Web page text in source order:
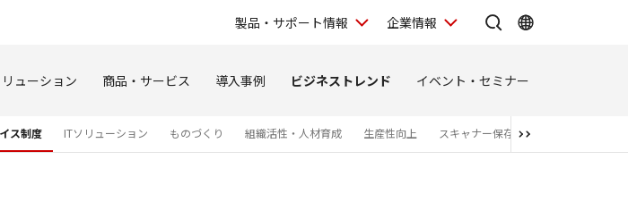
製品・サポート情報 企業情報
リューション 商品・サービス 導入事例 ビジネストレンド イベント・セミナー
ス制度 ITソリューション ものづくり 組織活性・人材育成 生産性向上 スキャナー保存